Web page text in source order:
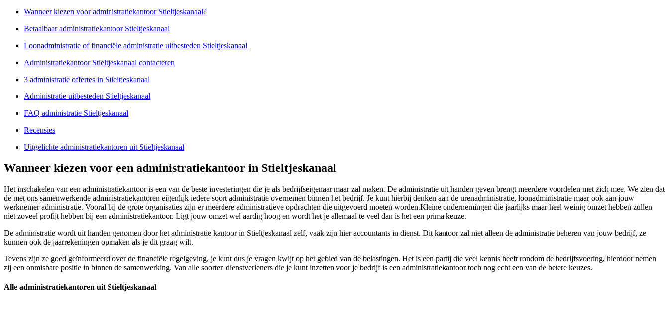
Wanneer kiezen voor administratiekantoor Stieltjeskanaal?
Betaalbaar administratiekantoor Stieltjeskanaal
Loonadministratie of financiële administratie uitbesteden Stieltjeskanaal
Administratiekantoor Stieltjeskanaal contacteren
3 administratie offertes in Stieltjeskanaal
Administratie uitbesteden Stieltjeskanaal
FAQ administratie Stieltjeskanaal
Recensies
Uitgelichte administratiekantoren uit Stieltjeskanaal
Wanneer kiezen voor een administratiekantoor in Stieltjeskanaal
Het inschakelen van een administratiekantoor is een van de beste investeringen die je als bedrijfseigenaar maar zal maken. De administratie uit handen geven brengt meerdere voordelen met zich mee. We zien dat
de met ons samenwerkende administratiekantoren eigenlijk iedere soort administratie overnemen binnen het bedrijf. Je kunt hierbij denken aan de urenadministratie, loonadministratie maar ook aan jouw
werknemer administratie. Vooral bij de grote organisaties zijn er meerdere administratieve opdrachten die uitgevoerd moeten worden.Kleine ondernemingen die jaarlijks maar heel weinig omzet hebben zullen
niet zoveel profijt hebben bij een administratiekantoor. Ligt jouw omzet wel aardig hoog en wordt het je allemaal te veel dan is het een prima keuze.
De administratie wordt uit handen genomen door het administratie kantoor in Stieltjeskanaal zelf, vaak zijn hier accountants in dienst. Dit kantoor zal niet alleen de administratie beheren van jouw bedrijf, ze
kunnen ook de jaarrekeningen opmaken als je dit graag wilt.
Tevens zijn ze goed geïnformeerd over de financiële regelgeving, je kunt dus je vragen kwijt op het gebied van de belastingen. Het is een partij die veel kennis heeft rondom de bedrijfsvoering, hierdoor nemen
zij een onmisbare positie in binnen de samenwerking. Van alle soorten dienstverleners die je kunt inzetten voor je bedrijf is een administratiekantoor toch nog echt een van de betere keuzes.
Alle administratiekantoren uit Stieltjeskanaal